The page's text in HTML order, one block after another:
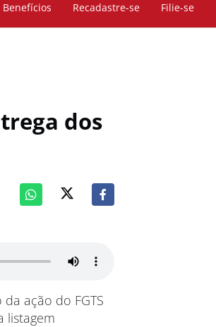
Benefícios Recadastre-se Filie-se
dos
ação do FGTS
listagem